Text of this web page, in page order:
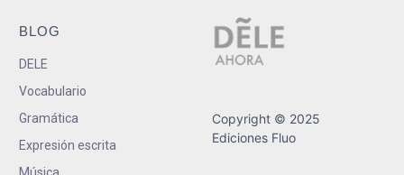
BLOG
DELE
Vocabulario
Gramática
Expresión escrita
Copyright © 2025
Ediciones Fluo